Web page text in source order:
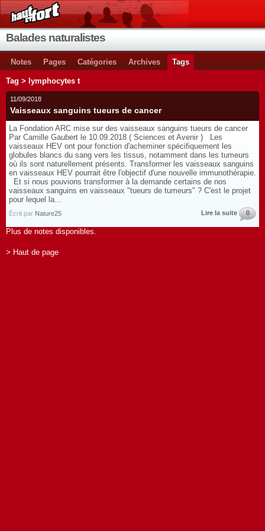
Balades naturalistes
Notes Pages Catégories Archives Tags
Tag > lymphocytes t
11/09/2018
Vaisseaux sanguins tueurs de cancer
La Fondation ARC mise sur des vaisseaux sanguins tueurs de cancer
Par Camille Gaubert le 10.09.2018 ( Sciences et Avenir ) Les
vaisseaux HEV ont pour fonction d'acheminer spécifiquement les
globules blancs du sang vers les tissus, notamment dans les tumeurs
où ils sont naturellement présents. Transformer les vaisseaux sanguins
en vaisseaux HEV pourrait être l'objectif d'une nouvelle immunothérapie.
Et si nous pouvions transformer à la demande certains de nos
vaisseaux sanguins en vaisseaux "tueurs de tumeurs" ? C'est le projet
pour lequel la...
Écrit par Nature25 Lire la suite 0
Plus de notes disponibles.
> Haut de page